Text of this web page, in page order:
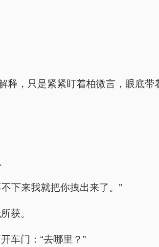
释，只是紧紧盯着柏微言，眼底带
下来我就把你拽出来了。”
获。
车门：“去哪里？”